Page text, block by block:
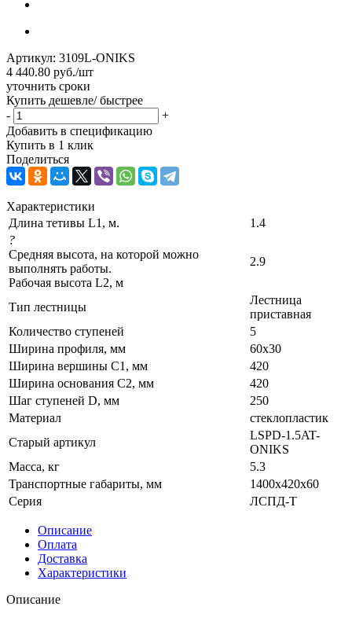
Артикул: 3109L-ONIKS
4 440.80 руб./шт
уточнить сроки
Купить дешевле/ быстрее
-
+
Добавить в спецификацию
Купить в 1 клик
Поделиться
Характеристики
Длина тетивы L1, м.
1.4
?
Средняя высота, на которой можно
выполнять работы.
Рабочая высота L2, м
2.9
Тип лестницы
Лестница
приставная
Количество ступеней
5
Ширина профиля, мм
60х30
Ширина вершины С1, мм
420
Ширина основания C2, мм
420
Шаг ступеней D, мм
250
Материал
стеклопластик
Старый артикул
LSPD-1.5AT-
ONIKS
Масса, кг
5.3
Транспортные габариты, мм
1400x420x60
Серия
ЛСПД-Т
Описание
Оплата
Доставка
Характеристики
Описание